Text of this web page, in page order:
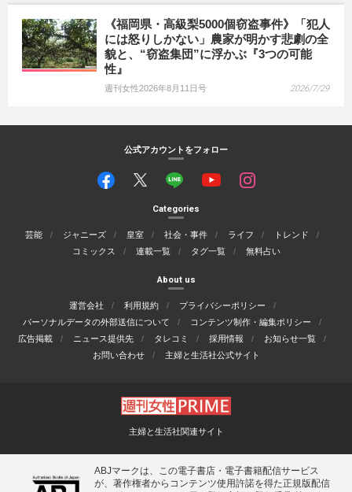
《福岡県・高級梨5000個窃盗事件》「犯人
には怒りしかない」農家が明かす悲劇の全
貌と、“窃盗集団”に浮かぶ『3つの可能
性』
週刊女性2026年8月11日号 2026/7/29
公式アカウントをフォロー
Categories
芸能 ジャニーズ 皇室 社会・事件 ライフ
トレンド
コミックス
連載一覧 タグ一覧 無料占い
About us
運営会社 利用規約
プライバシーポリシー
パーソナルデータの外部送信について
コンテンツ制作・編集ポリシー
広告掲載
ニュース提供先 タレコミ 採用情報
お知らせ一覧
お問い合わせ
主婦と生活社公式サイト
主婦と生活社関連サイト
ABJマークは、この電子書店・電子書籍配信サービス
が、著作権者からコンテンツ使用許諾を得た正規版配信